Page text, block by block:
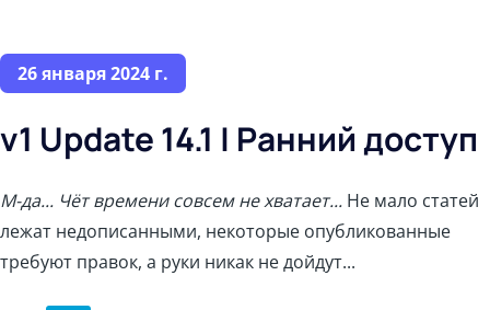
26 января 2024 г.
v1 Update 14.1 | Ранний доступ
М-да... Чёт времени совсем не хватает... Не мало статей
лежат недописанными, некоторые опубликованные
требуют правок, а руки никак не дойдут...